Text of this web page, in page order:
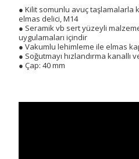
● Kilit somunlu avuç taşlamalarla
elmas delici, M14
● Seramik vb sert yüzeyli
uygulamaları içindir
● Vakumlu lehimleme ile elmas
● Soğutmayı hızlandırma kanallı
● Çap: 40 mm